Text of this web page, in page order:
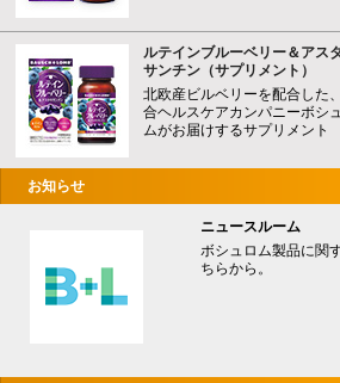
ルテインブルーベリー＆アス
サンチン（サプリメント）
北欧産ビルベリーを配合した
合ヘルスケアカンパニーボシ
ムがお届けするサプリメント
お知らせ
ニュースルーム
ボシュロム製品に関
ちらから。